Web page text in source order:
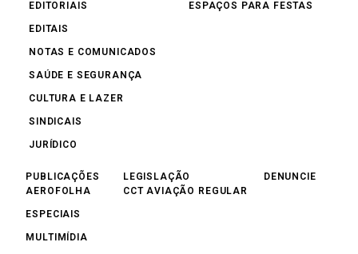
EDITORIAIS
EDITAIS
NOTAS E COMUNICADOS
SAÚDE E SEGURANÇA
CULTURA E LAZER
SINDICAIS
JURÍDICO
ESPAÇOS PARA FESTAS
PUBLICAÇÕES
AEROFOLHA
ESPECIAIS
MULTIMÍDIA
LEGISLAÇÃO
CCT AVIAÇÃO REGULAR
DENUNCIE